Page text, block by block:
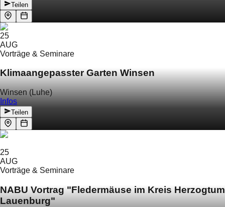
Teilen
25
AUG
Vorträge & Seminare
Klimaangepasster Garten Winsen
Winsen (Luhe)
Infos
Teilen
25
AUG
Vorträge & Seminare
NABU Vortrag "Fledermäuse im Kreis Herzogtum
Lauenburg"